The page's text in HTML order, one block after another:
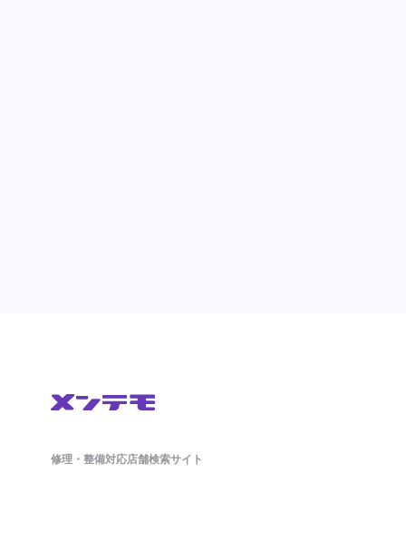
修理・整備対応店舗検索サイト